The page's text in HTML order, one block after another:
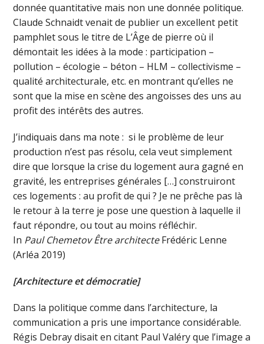
donnée quantitative mais non une donnée politique.
Claude Schnaidt venait de publier un excellent petit
pamphlet sous le titre de L’Âge de pierre où il
démontait les idées à la mode : participation –
pollution – écologie – béton – HLM – collectivisme –
qualité architecturale, etc. en montrant qu’elles ne
sont que la mise en scène des angoisses des uns au
profit des intérêts des autres.
J’indiquais dans ma note : si le problème de leur
production n’est pas résolu, cela veut simplement
dire que lorsque la crise du logement aura gagné en
gravité, les entreprises générales […] construiront
ces logements : au profit de qui ? Je ne prêche pas là
le retour à la terre je pose une question à laquelle il
faut répondre, ou tout au moins réfléchir.
In Paul Chemetov Être architecteFrédéric Lenne
(Arléa 2019)
[Architecture et démocratie]
Dans la politique comme dans l’architecture, la
communication a pris une importance considérable.
Régis Debray disait en citant Paul Valéry que l’image a